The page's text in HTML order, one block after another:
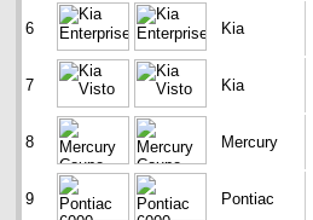
6 Kia
7 Kia
8 Mercury
9 Pontiac